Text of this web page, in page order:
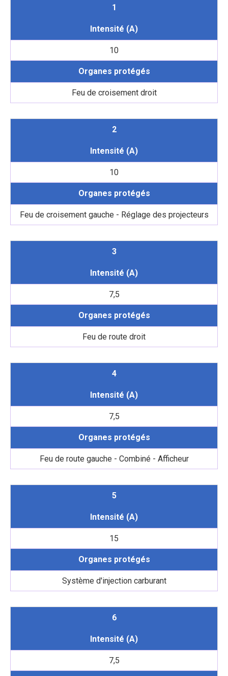
1
Intensité (A)
10
Organes protégés
Feu de croisement droit
2
Intensité (A)
10
Organes protégés
Feu de croisement gauche - Réglage des projecteurs
3
Intensité (A)
7,5
Organes protégés
Feu de route droit
4
Intensité (A)
7,5
Organes protégés
Feu de route gauche - Combiné - Afficheur
5
Intensité (A)
15
Organes protégés
Système d'injection carburant
6
Intensité (A)
7,5